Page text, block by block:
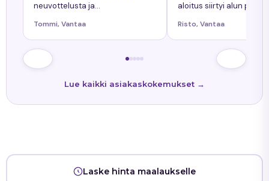
neuvottelusta ja
Kaikkiin kysymyksiin tuli
nopeasti vastaukset. Työn
lopputulos oli onnistunut."
Tommi, Vantaa
aloitus siirtyi alun perin
siitä oli ollut etukäteen
tiedossa."
Risto, Vantaa
Lue kaikki asiakaskokemukset →
Laske hinta maalaukselle